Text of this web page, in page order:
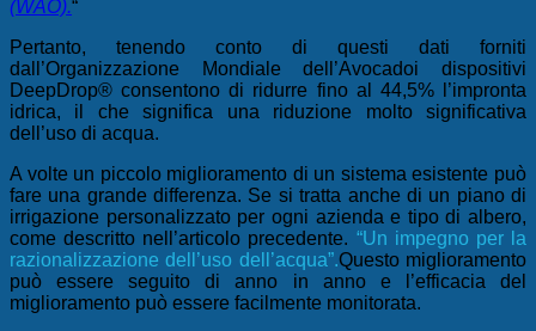
(WAO).“
Pertanto, tenendo conto di questi dati forniti
dall’Organizzazione Mondiale dell’Avocadoi dispositivi
DeepDrop® consentono di ridurre fino al 44,5% l’impronta
idrica, il che significa una riduzione molto significativa
dell’uso di acqua.
A volte un piccolo miglioramento di un sistema esistente può
fare una grande differenza. Se si tratta anche di un piano di
irrigazione personalizzato per ogni azienda e tipo di albero,
come descritto nell’articolo precedente. “Un impegno per la
razionalizzazione dell’uso dell’acqua”.Questo miglioramento
può essere seguito di anno in anno e l’efficacia del
miglioramento può essere facilmente monitorata.